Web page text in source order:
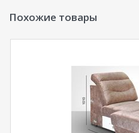
Похожие товары